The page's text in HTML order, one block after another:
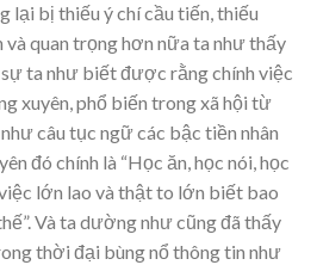
lại bị thiếu ý chí cầu tiến, thiếu
quan trọng hơn nữa ta như thấy
ta như biết được rằng chính việc
xuyên, phổ biến trong xã hội từ
câu tục ngữ các bậc tiền nhân
đó chính là “Học ăn, học nói, học
lớn lao và thật to lớn biết bao
Và ta dường như cũng đã thấy
thời đại bùng nổ thông tin như